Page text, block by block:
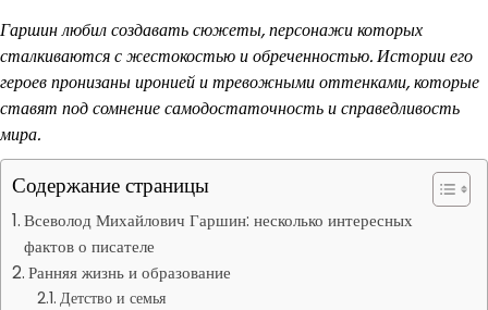
Гаршин любил создавать сюжеты, персонажи которых
сталкиваются с жестокостью и обреченностью. Истории его
героев пронизаны иронией и тревожными оттенками, которые
ставят под сомнение самодостаточность и справедливость
мира.
Содержание страницы
Всеволод Михайлович Гаршин: несколько интересных
фактов о писателе
Ранняя жизнь и образование
Детство и семья